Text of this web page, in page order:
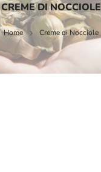
CREME DI NOCCIOLE
Home Creme di Nocciole